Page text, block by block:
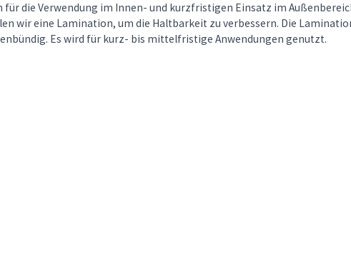
die Verwendung im Innen- und kurzfristigen Einsatz im
wir eine Lamination, um die Haltbarkeit zu verbessern. Die
Es wird für kurz- bis mittelfristige Anwendungen genutzt.